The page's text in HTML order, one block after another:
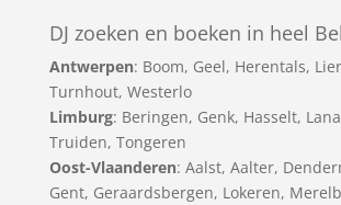
DJ zoeken en boeken in heel
Antwerpen: Boom, Geel, Herentals, Lier
Turnhout, Westerlo
Limburg: Beringen, Genk, Hasselt,
Truiden, Tongeren
Oost-Vlaanderen: Aalst, Aalter,
Gent, Geraardsbergen, Lokeren,